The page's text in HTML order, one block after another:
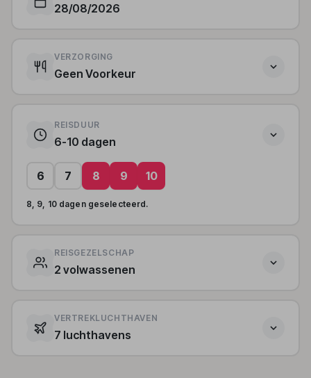
28/08/2026
VERZORGING
Geen Voorkeur
REISDUUR
6-10 dagen
6 7 8 9 10
8, 9, 10 dagen geselecteerd.
REISGEZELSCHAP
2 volwassenen
VERTREKLUCHTHAVEN
7 luchthavens